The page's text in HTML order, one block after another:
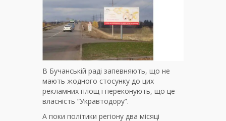
В Бучанській раді запевняють, що не
мають жодного стосунку до цих
рекламних площ і переконують, що це
власність “Укравтодору”.
А поки політики регіону два місяці